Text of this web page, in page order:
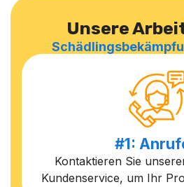
Unsere
#1:
Kontaktieren Sie
Kundenservice, um Ihr